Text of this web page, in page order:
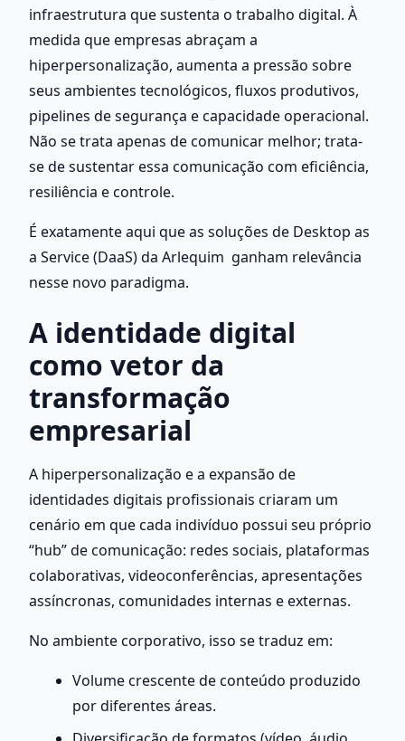
infraestrutura que sustenta o trabalho digital. À
medida que empresas abraçam a
hiperpersonalização, aumenta a pressão sobre
seus ambientes tecnológicos, fluxos produtivos,
pipelines de segurança e capacidade operacional.
Não se trata apenas de comunicar melhor; trata-
se de sustentar essa comunicação com eficiência,
resiliência e controle.
É exatamente aqui que as soluções de Desktop as
a Service (DaaS) da Arlequim  ganham relevância
nesse novo paradigma.
A identidade digital
como vetor da
transformação
empresarial
A hiperpersonalização e a expansão de
identidades digitais profissionais criaram um
cenário em que cada indivíduo possui seu próprio
“hub” de comunicação: redes sociais, plataformas
colaborativas, videoconferências, apresentações
assíncronas, comunidades internas e externas.
No ambiente corporativo, isso se traduz em:
Volume crescente de conteúdo produzido
por diferentes áreas.